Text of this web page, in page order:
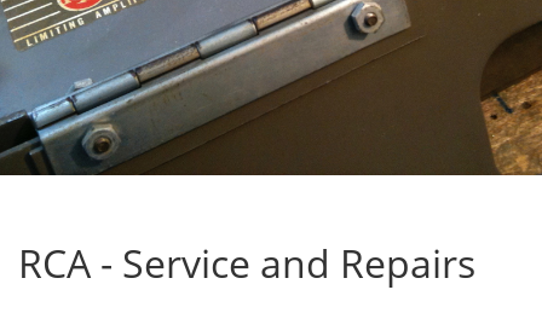
RCA - Service and Repairs